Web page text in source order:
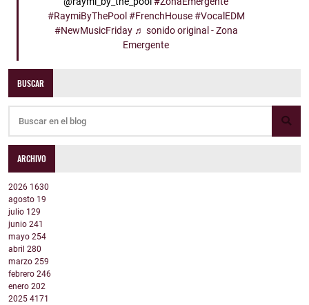
#RaymiByThePool #FrenchHouse #VocalEDM
#NewMusicFriday ♬ sonido original - Zona
Emergente
BUSCAR
ARCHIVO
2026 1630
agosto 19
julio 129
junio 241
mayo 254
abril 280
marzo 259
febrero 246
enero 202
2025 4171